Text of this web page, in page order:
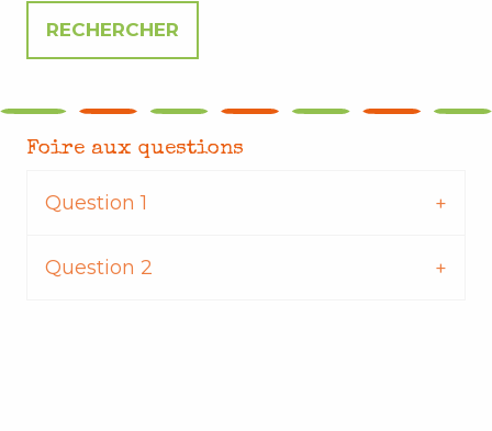
Foire aux questions
Question 1
Question 2